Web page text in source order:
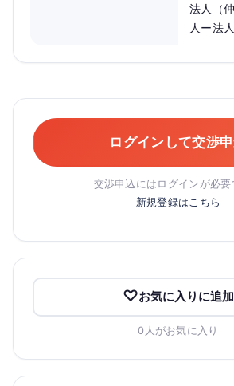
法人（
人ー法
ログインして交渉
交渉申込にはログインが必要
新規登録はこちら
お気に入りに追加
0人がお気に入り